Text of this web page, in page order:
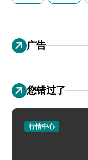
广告
您错过了
行情中心